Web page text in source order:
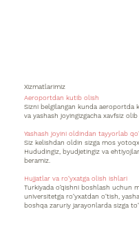
Xizmatlarimiz
Aeroportdan kutib olish
Sizni belgilangan kunda aeroportda
va yashash joyingizgacha xavfsiz
Yashash joyini oldindan tayyorlab
Siz kelishdan oldin sizga mos
Hududingiz, byudjetingiz va
beramiz.
Hujjatlar va ro‘yxatga olish ishlari
Turkiyada o‘qishni boshlash uchun
universitetga ro‘yxatdan o‘tish,
boshqa zaruriy jarayonlarda sizga